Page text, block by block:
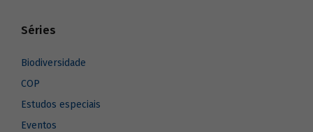
Séries
Biodiversidade
COP
Estudos especiais
Eventos